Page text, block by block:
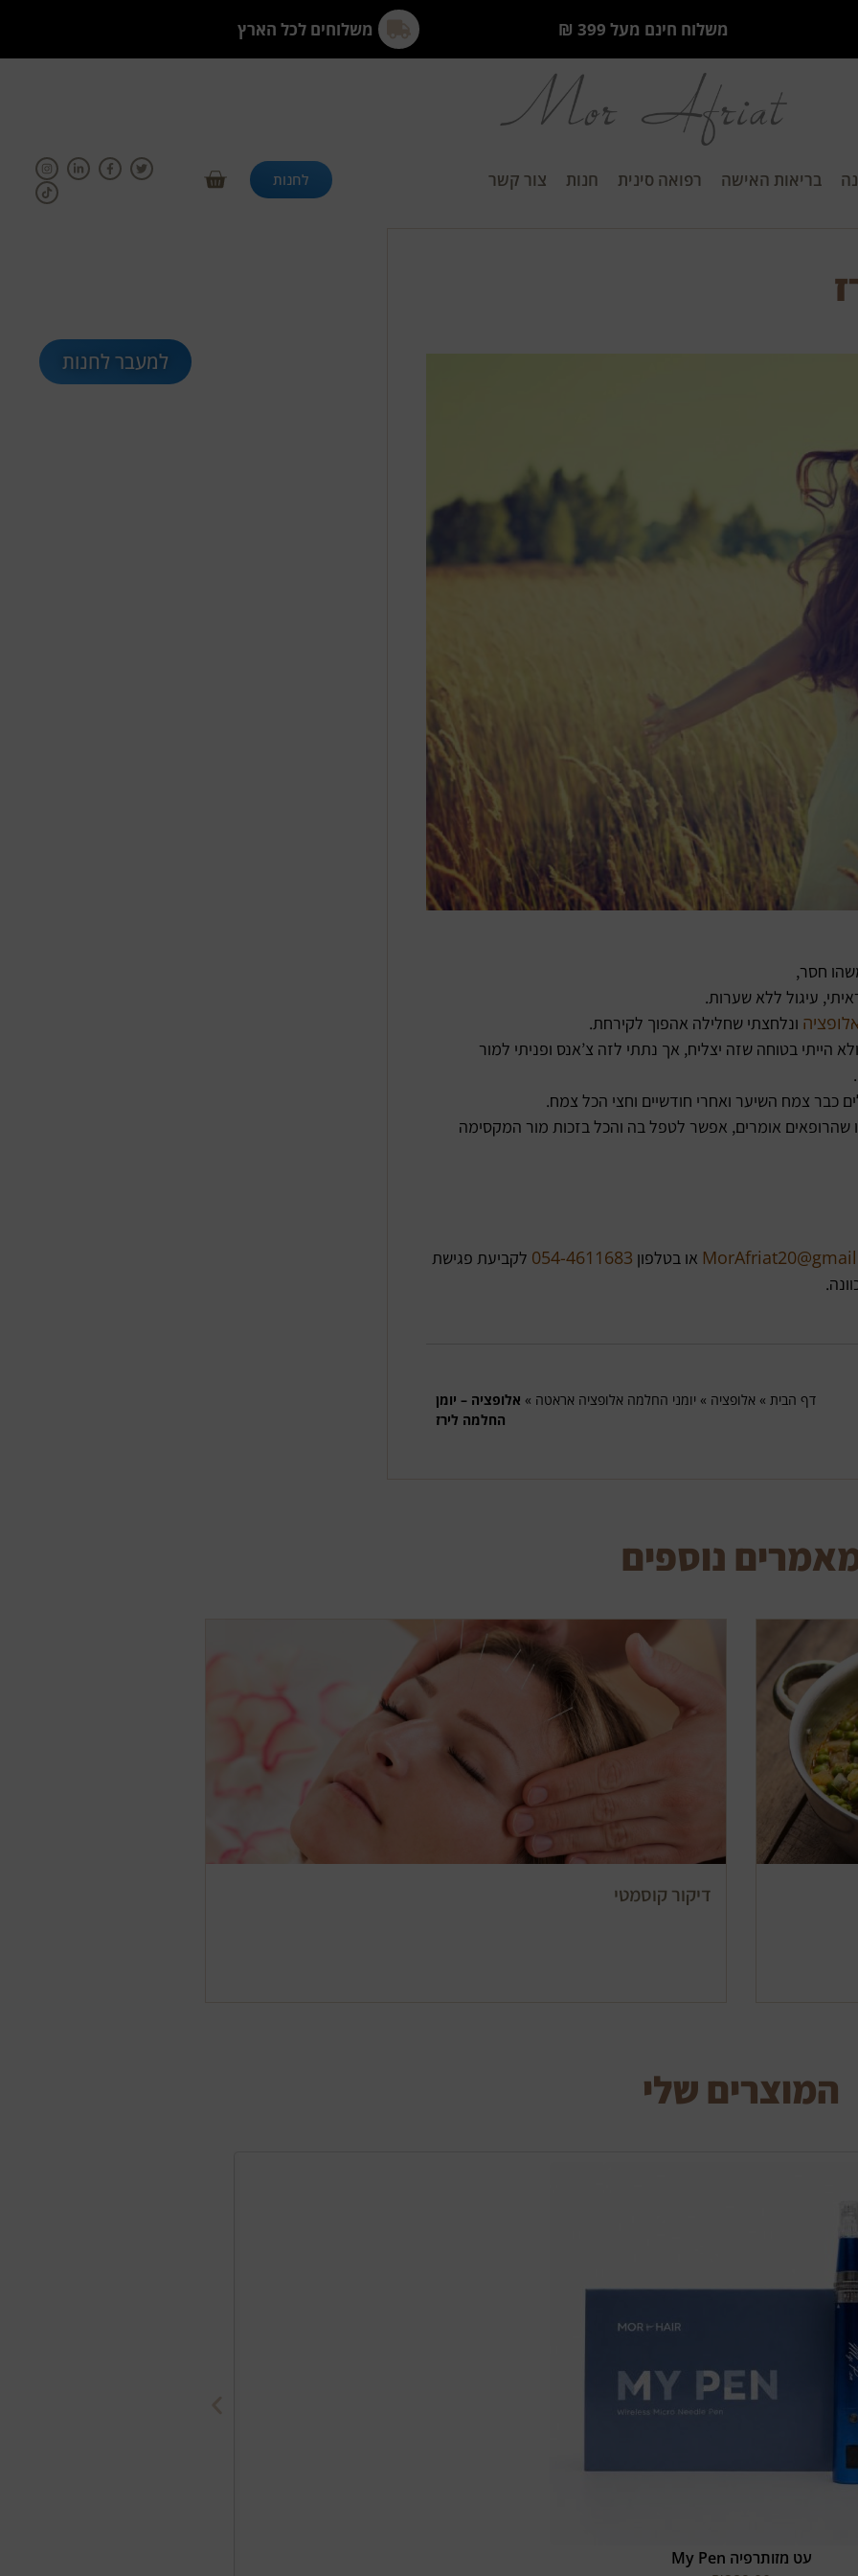
משלוח חינם מעל 399 ₪ משלוחים לכל הארץ
בריאות האישה רפואה סינית חנות צור קשר לחנות
חסר,
עיגול ללא שערות.
ונלחצתי שחלילה אהפוך לקירחת.
בטוחה שזה יצליח, אך נתתי לזה צ’אנס ופניתי למור
כבר צמח השיער ואחרי חודשיים וחצי הכל צמח.
אומרים, אפשר לטפל בה והכל בזכות מור המקסימה
או בטלפון 054-4611683 לקביעת פגישת
דף הבית » אלופציה » יומני החלמה אלופציה אראטה » אלופציה – יומן
החלמה לירז
נוספים
דיקור קוסמטי
המוצרים שלי
עט מזותרפיה My Pen
למעבר לחנות